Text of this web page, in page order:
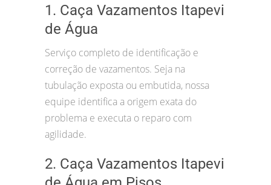
1. Caça Vazamentos Itapevi
de Água
Serviço completo de identificação e
correção de vazamentos. Seja na
tubulação exposta ou embutida, nossa
equipe identifica a origem exata do
problema e executa o reparo com
agilidade.
2. Caça Vazamentos Itapevi